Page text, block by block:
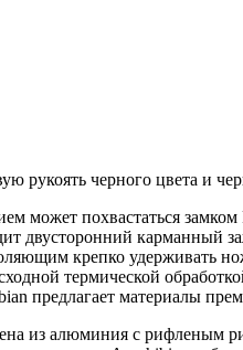
рукоять черного цвета и
может похвастаться
двусторонний карманный
крепко удерживать
термической
предлагает материалы
​​из алюминия с рифленым